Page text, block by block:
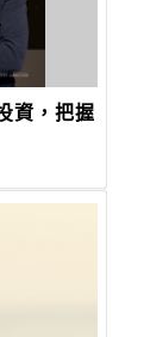
資，把握